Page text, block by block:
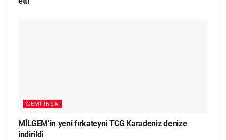
GEMI İNŞA
MİLGEM’in yeni fırkateyni TCG Karadeniz denize
indirildi